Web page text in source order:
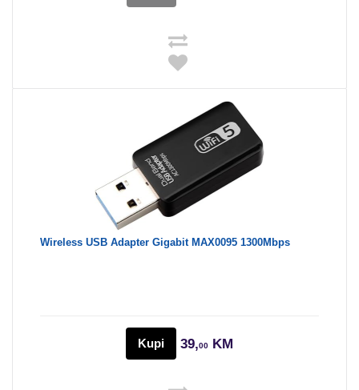
Wireless USB Adapter Gigabit MAX0095 1300Mbps
Kupi 39,00 KM